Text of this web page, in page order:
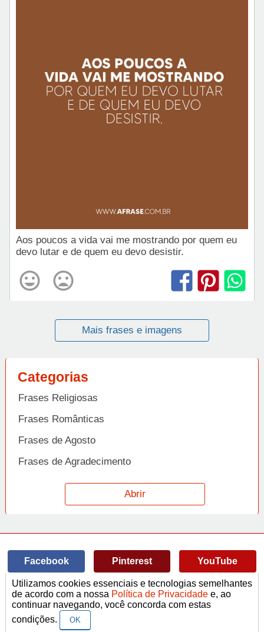
Aos poucos a vida vai me mostrando por quem eu
devo lutar e de quem eu devo desistir.
Mais frases e imagens
Categorias
Frases Religiosas
Frases Românticas
Frases de Agosto
Frases de Agradecimento
Frases de Amizade
Frases de Amor
Frases de Arrependimento
Frases de Atitude
Frases de Azar
Abrir
Facebook Pinterest YouTube
© Copyright 2014-2022A Frase.
Termos de Uso / Privacidade
Frases
Vídeos
contato@afrase.com.br
Utilizamos cookies essenciais e tecnologias semelhantes
de acordo com a nossa Política de Privacidade e, ao
continuar navegando, você concorda com estas
condições.
OK